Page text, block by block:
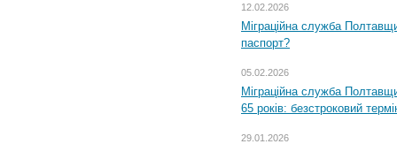
12.02.2026
Міграційна служба
паспорт?
05.02.2026
Міграційна служба
65 років: безстроковий
29.01.2026